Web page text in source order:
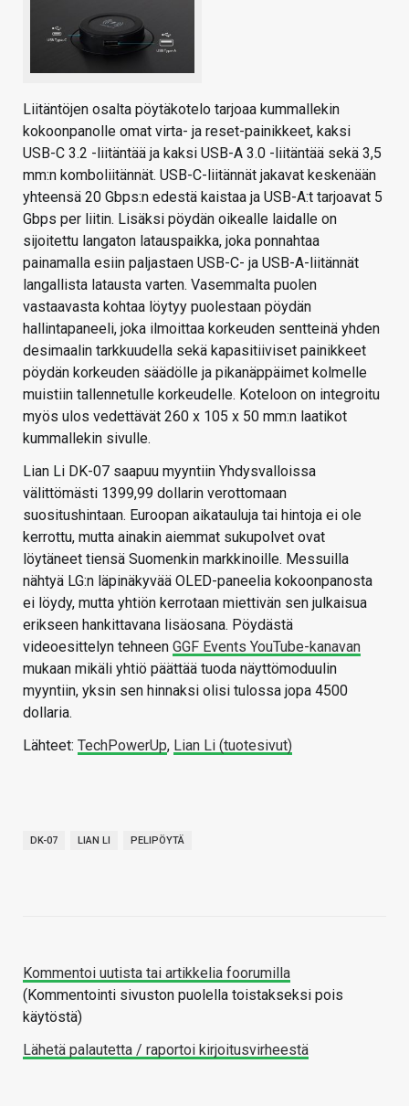
Liitäntöjen osalta pöytäkotelo tarjoaa kummallekin
kokoonpanolle omat virta- ja reset-painikkeet, kaksi
USB-C 3.2 -liitäntää ja kaksi USB-A 3.0 -liitäntää sekä 3,5
mm:n komboliitännät. USB-C-liitännät jakavat keskenään
yhteensä 20 Gbps:n edestä kaistaa ja USB-A:t tarjoavat 5
Gbps per liitin. Lisäksi pöydän oikealle laidalle on
sijoitettu langaton latauspaikka, joka ponnahtaa
painamalla esiin paljastaen USB-C- ja USB-A-liitännät
langallista latausta varten. Vasemmalta puolen
vastaavasta kohtaa löytyy puolestaan pöydän
hallintapaneeli, joka ilmoittaa korkeuden sentteinä yhden
desimaalin tarkkuudella sekä kapasitiiviset painikkeet
pöydän korkeuden säädölle ja pikanäppäimet kolmelle
muistiin tallennetulle korkeudelle. Koteloon on integroitu
myös ulos vedettävät 260 x 105 x 50 mm:n laatikot
kummallekin sivulle.
Lian Li DK-07 saapuu myyntiin Yhdysvalloissa
välittömästi 1399,99 dollarin verottomaan
suositushintaan. Euroopan aikatauluja tai hintoja ei ole
kerrottu, mutta ainakin aiemmat sukupolvet ovat
löytäneet tiensä Suomenkin markkinoille. Messuilla
nähtyä LG:n läpinäkyvää OLED-paneelia kokoonpanosta
ei löydy, mutta yhtiön kerrotaan miettivän sen julkaisua
erikseen hankittavana lisäosana. Pöydästä
videoesittelyn tehneen GGF Events YouTube-kanavan
mukaan mikäli yhtiö päättää tuoda näyttömoduulin
myyntiin, yksin sen hinnaksi olisi tulossa jopa 4500
dollaria.
Lähteet: TechPowerUp, Lian Li (tuotesivut)
DK-07 LIAN LI PELIPÖYTÄ
Kommentoi uutista tai artikkelia foorumilla
(Kommentointi sivuston puolella toistakseksi pois
käytöstä)
Lähetä palautetta / raportoi kirjoitusvirheestä